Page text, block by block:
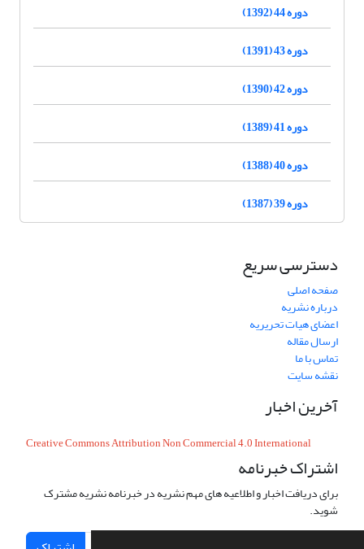
دوره 44 (1392)
دوره 43 (1391)
دوره 42 (1390)
دوره 41 (1389)
دوره 40 (1388)
دوره 39 (1387)
دسترسی سریع
صفحه اصلی
درباره نشریه
اعضای هیات تحریریه
ارسال مقاله
تماس با ما
نقشه سایت
آخرین اخبار
Creative Commons Attribution Non Commercial 4.0 International
اشتراک خبرنامه
برای دریافت اخبار و اطلاعیه های مهم نشریه در خبرنامه نشریه مشترک
شوید.